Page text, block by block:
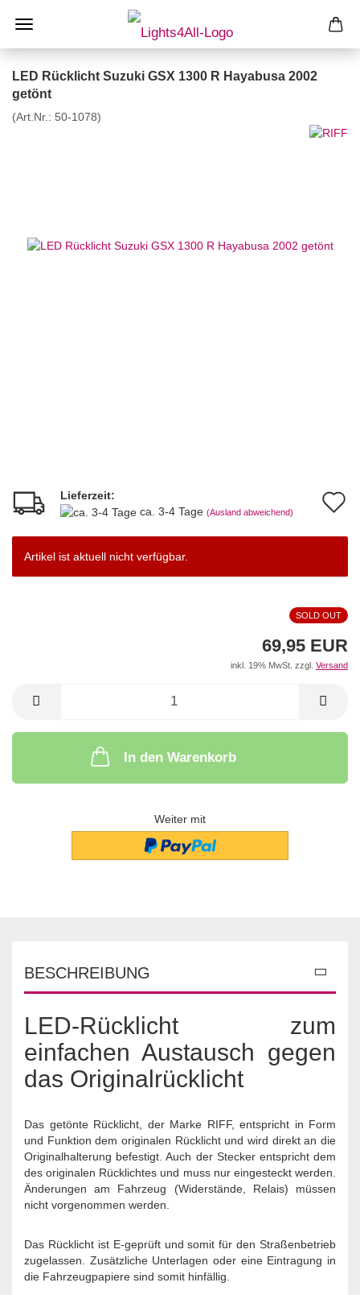
LED Rücklicht Suzuki GSX 1300 R Hayabusa 2002
getönt
(Art.Nr.: 50-1078)
Lieferzeit:
ca. 3-4 Tage (Ausland abweichend)
Artikel ist aktuell nicht verfügbar.
SOLD OUT
69,95 EUR
inkl. 19% MwSt. zzgl. Versand
In den Warenkorb
Weiter mit
BESCHREIBUNG
LED-Rücklicht zum
einfachen Austausch gegen
das Originalrücklicht
Das getönte Rücklicht, der Marke RIFF, entspricht in Form
und Funktion dem originalen Rücklicht und wird direkt an die
Originalhalterung befestigt. Auch der Stecker entspricht dem
des originalen Rücklichtes und muss nur eingesteckt werden.
Änderungen am Fahrzeug (Widerstände, Relais) müssen
nicht vorgenommen werden.
Das Rücklicht ist E-geprüft und somit für den Straßenbetrieb
zugelassen. Zusätzliche Unterlagen oder eine Eintragung in
die Fahrzeugpapiere sind somit hinfällig.